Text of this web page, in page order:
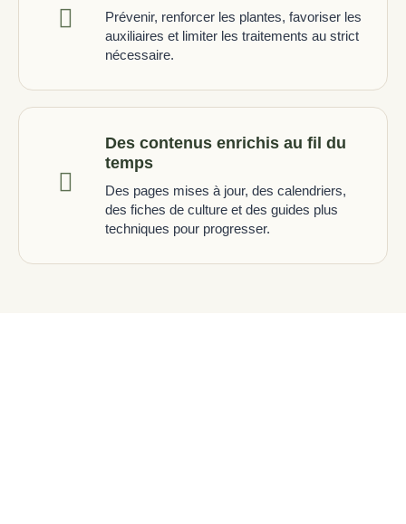
Prévenir, renforcer les plantes, favoriser les
auxiliaires et limiter les traitements au strict
nécessaire.
Des contenus enrichis au fil du
temps
Des pages mises à jour, des calendriers,
des fiches de culture et des guides plus
techniques pour progresser.